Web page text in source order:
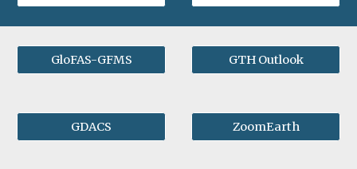
GloFAS-GFMS GTH Outlook
GDACS ZoomEarth